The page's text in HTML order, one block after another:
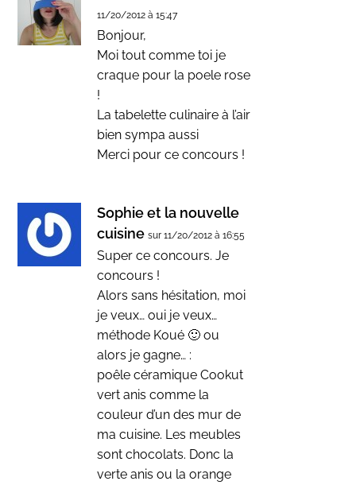
11/20/2012 à 15:47
Bonjour,
Moi tout comme toi je
craque pour la poele rose
!
La tabelette culinaire à l’air
bien sympa aussi
Merci pour ce concours !
Sophie et la nouvelle
cuisine sur 11/20/2012 à 16:55
Super ce concours. Je
concours !
Alors sans hésitation, moi
je veux… oui je veux…
méthode Koué 🙂 ou
alors je gagne… :
poêle céramique Cookut
vert anis comme la
couleur d’un des mur de
ma cuisine. Les meubles
sont chocolats. Donc la
verte anis ou la orange